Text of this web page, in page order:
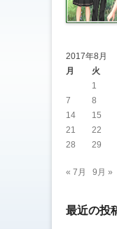
2017年8月
月
火
1
7
8
14
15
21
22
28
29
« 7月 9月 »
最近の投